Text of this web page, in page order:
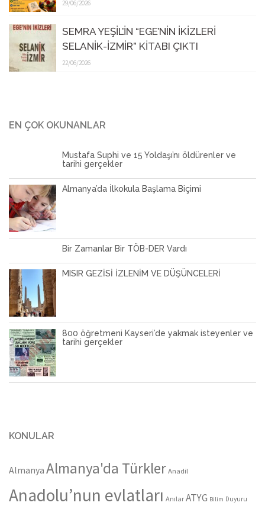
29/06/2026
SEMRA YEŞİL’İN “EGE’NİN İKİZLERİ
SELANİK-İZMİR” KİTABI ÇIKTI
22/06/2026
EN ÇOK OKUNANLAR
Mustafa Suphi ve 15 Yoldaşı’nı öldürenler ve
tarihi gerçekler
Almanya’da İlkokula Başlama Biçimi
Bir Zamanlar Bir TÖB-DER Vardı
MISIR GEZİSİ İZLENİM VE DÜŞÜNCELERİ
800 öğretmeni Kayseri’de yakmak isteyenler ve
tarihi gerçekler
KONULAR
Almanya Almanya'da TürklerAnadil
Anadolu’nun evlatları Anılar ATYG Bilim Duyuru